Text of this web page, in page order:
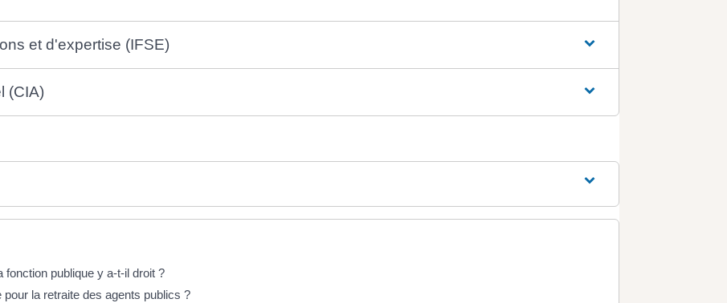
et d'expertise (IFSE)
(CIA)
fonction publique y a-t-il droit ?
la retraite des agents publics ?